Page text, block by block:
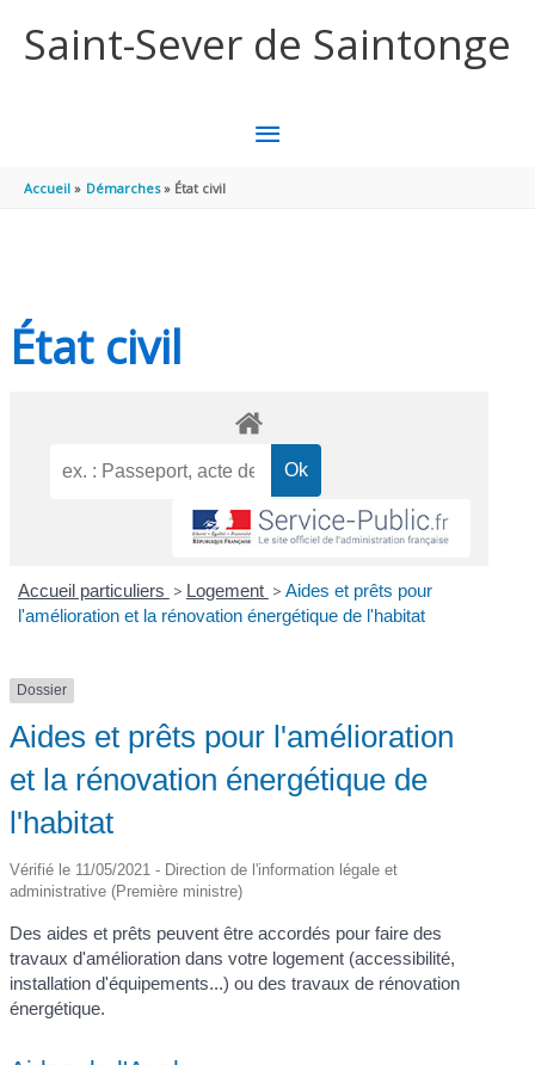
Saint-Sever de Saintonge
MENU
Accueil Démarches État civil
État civil
Accueil particuliers > Logement > Aides et prêts pour
l'amélioration et la rénovation énergétique de l'habitat
Dossier
Aides et prêts pour l'amélioration
et la rénovation énergétique de
l'habitat
Vérifié le 11/05/2021 - Direction de l'information légale et
administrative (Première ministre)
Des aides et prêts peuvent être accordés pour faire des
travaux d'amélioration dans votre logement (accessibilité,
installation d'équipements...) ou des travaux de rénovation
énergétique.